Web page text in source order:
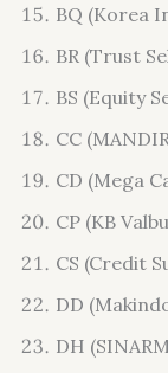
BQ (Korea
BR (Trust
BS (Equity
CC
CD (Mega
CP (KB
CS (Credit
DD
DH